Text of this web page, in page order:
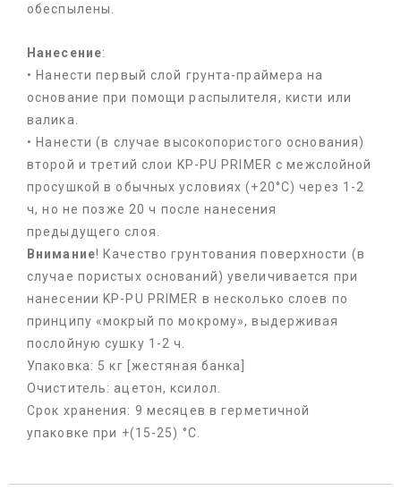
обеспылены.
Нанесение:
• Нанести первый слой грунта-праймера на
основание при помощи распылителя, кисти или
валика.
• Нанести (в случае высокопористого основания)
второй и третий слои KP-PU PRIMER с межслойной
просушкой в обычных условиях (+20°С) через 1-2
ч, но не позже 20 ч после нанесения
предыдущего слоя.
Внимание! Качество грунтования поверхности (в
случае пористых оснований) увеличивается при
нанесении KP-PU PRIMER в несколько слоев по
принципу «мокрый по мокрому», выдерживая
послойную сушку 1-2 ч.
Упаковка: 5 кг [жестяная банка]
Очиститель: ацетон, ксилол.
Срок хранения: 9 месяцев в герметичной
упаковке при +(15-25) °С.